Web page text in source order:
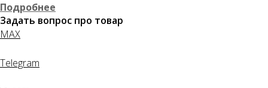
Подробнее
Задать вопрос про товар
MAX
Telegram